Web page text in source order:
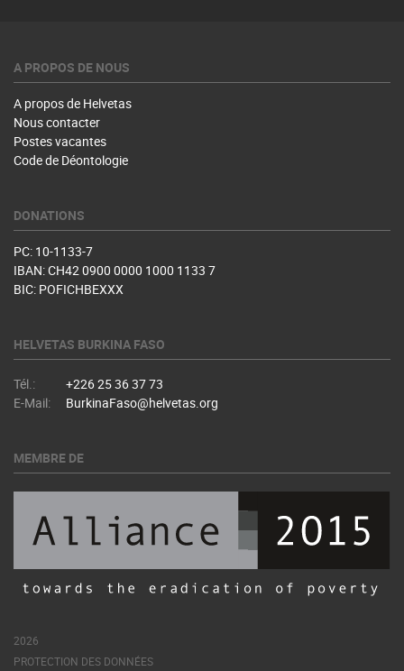
A PROPOS DE NOUS
A propos de Helvetas
Nous contacter
Postes vacantes
Code de Déontologie
DONATIONS
PC: 10-1133-7
IBAN: CH42 0900 0000 1000 1133 7
BIC: POFICHBEXXX
HELVETAS BURKINA FASO
Tél.:
+226 25 36 37 73
E-Mail:
BurkinaFaso@helvetas.org
MEMBRE DE
2026
PROTECTION DES DONNÉES